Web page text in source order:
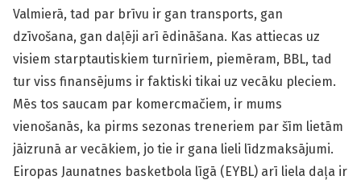
Valmierā, tad par brīvu ir gan transports, gan
dzīvošana, gan daļēji arī ēdināšana. Kas attiecas uz
visiem starptautiskiem turnīriem, piemēram, BBL, tad
tur viss finansējums ir faktiski tikai uz vecāku pleciem.
Mēs tos saucam par komercmačiem, ir mums
vienošanās, ka pirms sezonas treneriem par šīm lietām
jāizrunā ar vecākiem, jo tie ir gana lieli līdzmaksājumi.
Eiropas Jaunatnes basketbola līgā (EYBL) arī liela daļa ir